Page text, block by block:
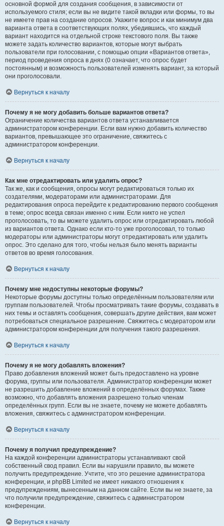
основной формой для создания сообщения, в зависимости от
используемого стиля; если вы не видите такой вкладки или формы, то вы
не имеете прав на создание опросов. Укажите вопрос и как минимум два
варианта ответа в соответствующих полях, убедившись, что каждый
вариант находится на отдельной строке текстового поля. Вы также
можете задать количество вариантов, которые могут выбрать
пользователи при голосовании, с помощью опции «Вариантов ответа»,
период проведения опроса в днях (0 означает, что опрос будет
постоянным) и возможность пользователей изменять вариант, за который
они проголосовали.
Вернуться к началу
Почему я не могу добавить больше вариантов ответа?
Ограничение количества вариантов ответа устанавливается
администратором конференции. Если вам нужно добавить количество
вариантов, превышающее это ограничение, свяжитесь с
администратором конференции.
Вернуться к началу
Как мне отредактировать или удалить опрос?
Так же, как и сообщения, опросы могут редактироваться только их
создателями, модераторами или администраторами. Для
редактирования опроса перейдите к редактированию первого сообщения
в теме; опрос всегда связан именно с ним. Если никто не успел
проголосовать, то вы можете удалить опрос или отредактировать любой
из вариантов ответа. Однако если кто-то уже проголосовал, то только
модераторы или администраторы могут отредактировать или удалить
опрос. Это сделано для того, чтобы нельзя было менять варианты
ответов во время голосования.
Вернуться к началу
Почему мне недоступны некоторые форумы?
Некоторые форумы доступны только определённым пользователям или
группам пользователей. Чтобы просматривать такие форумы, создавать в
них темы и оставлять сообщения, совершать другие действия, вам может
потребоваться специальное разрешение. Свяжитесь с модератором или
администратором конференции для получения такого разрешения.
Вернуться к началу
Почему я не могу добавлять вложения?
Право добавления вложений может быть предоставлено на уровне
форума, группы или пользователя. Администратор конференции может
не разрешить добавление вложений в определённых форумах. Также
возможно, что добавлять вложения разрешено только членам
определённых групп. Если вы не знаете, почему не можете добавлять
вложения, свяжитесь с администратором конференции.
Вернуться к началу
Почему я получил предупреждение?
На каждой конференции администраторы устанавливают свой
собственный свод правил. Если вы нарушили правило, вы можете
получить предупреждение. Учтите, что это решение администратора
конференции, и phpBB Limited не имеет никакого отношения к
предупреждениям, вынесенным на данном сайте. Если вы не знаете, за
что получили предупреждение, свяжитесь с администратором
конференции.
Вернуться к началу